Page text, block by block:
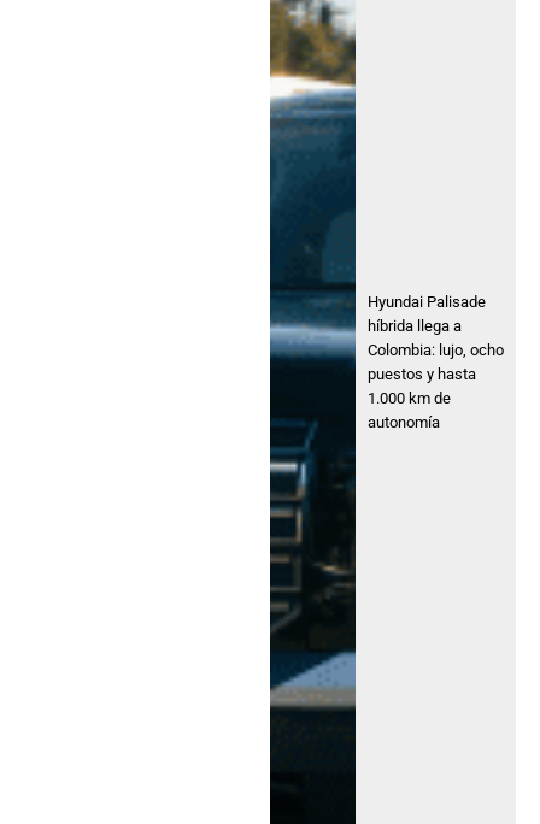
Hyundai Palisade
híbrida llega a
Colombia: lujo, ocho
puestos y hasta
1.000 km de
autonomía